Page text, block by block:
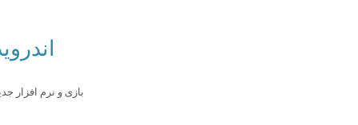
اندروید
بازی و نرم افزار جدید